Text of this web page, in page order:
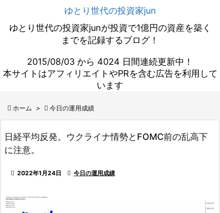
ゆとり世代の投資家jun
ゆとり世代の投資家junが投資で1億円の資産を築く
までを記録するブログ！
2015/08/03 から 4024 日間連続更新中！
本サイトはアフィリエイトやPRを含む広告を利用して
います
 ホーム >  今日の運用成績
日経平均反発。ウクライナ情勢とFOMC前の乱高下
に注意。
 2022年1月24日  今日の運用成績